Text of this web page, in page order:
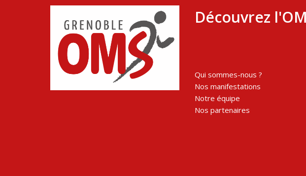
Découvrez
Qui sommes-nous ?
Nos manifestations
Notre équipe
Nos partenaires